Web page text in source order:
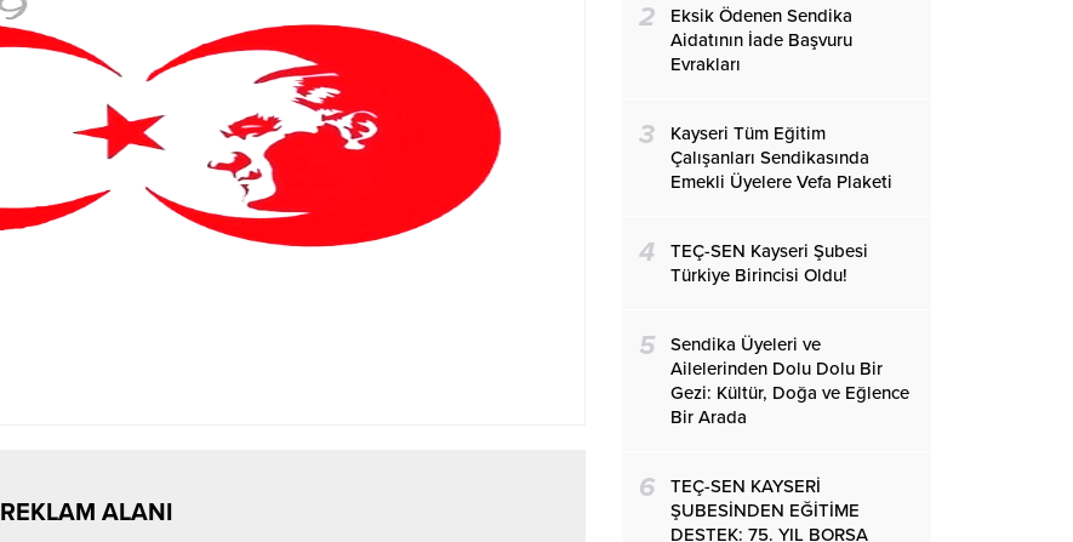
REKLAM ALANI
2
Eksik Ödenen Sendika
Aidatının İade Başvuru
Evrakları
3
Kayseri Tüm Eğitim
Çalışanları Sendikasında
Emekli Üyelere Vefa Plaketi
4
TEÇ-SEN Kayseri Şubesi
Türkiye Birincisi Oldu!
5
Sendika Üyeleri ve
Ailelerinden Dolu Dolu Bir
Gezi: Kültür, Doğa ve Eğlence
Bir Arada
6
TEÇ-SEN KAYSERİ
ŞUBESİNDEN EĞİTİME
DESTEK: 75. YIL BORSA